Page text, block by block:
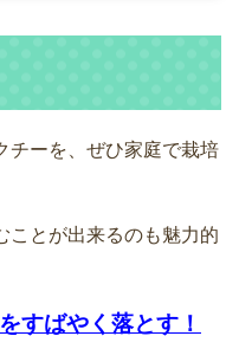
チーを、ぜひ家庭で栽培
ことが出来るのも魅力的
すばやく落とす！